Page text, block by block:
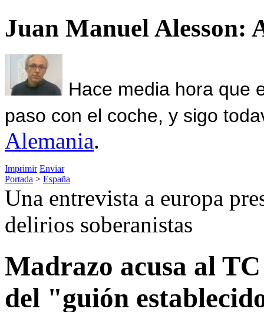
Juan Manuel Alesson:
Hace media hora que
paso con el coche, y sigo
Alemania.
Imprimir Enviar
Portada > España
Una entrevista a europa
delirios soberanistas
Madrazo acusa al
del "guión